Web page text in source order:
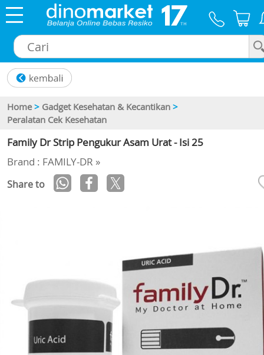
Home > Gadget Kesehatan & Kecantikan >
Peralatan Cek Kesehatan
Family Dr Strip Pengukur Asam Urat - Isi 25
Brand : FAMILY-DR »
Share to